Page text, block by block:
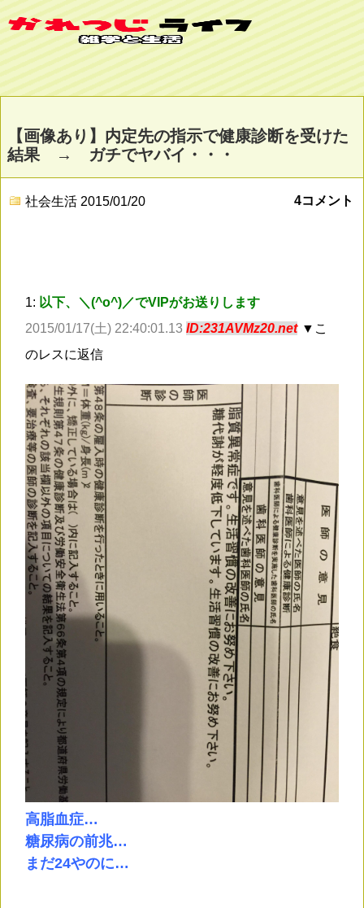
【画像あり】内定先の指示で健康診断を受けた
結果 → ガチでヤバイ・・・
社会生活 2015/01/20 4コメント
1: 以下、＼(^o^)／でVIPがお送りします
2015/01/17(土) 22:40:01.13 ID:231AVMz20.net ▼こ
のレスに返信
高脂血症…
糖尿病の前兆…
まだ24やのに…